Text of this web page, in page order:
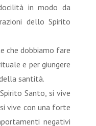
in modo da
dello Spirito
che dobbiamo fare
e per giungere
santità.
Santo, si vive
vive con una forte
negativi